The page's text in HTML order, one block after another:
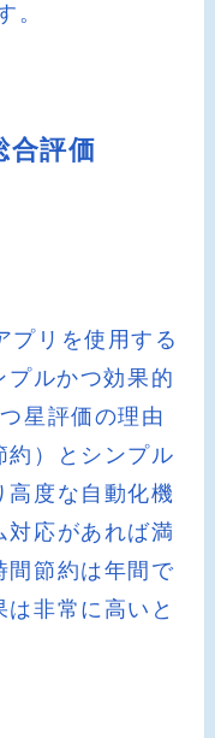
。
評価
リを使用する
ルかつ効果的
星評価の理由
約）とシンプル
高度な自動化機
対応があれば満
間節約は年間で
非常に高いと